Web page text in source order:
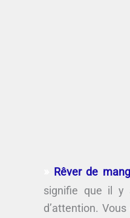
Rêver de
signifie que il y
d’attention.